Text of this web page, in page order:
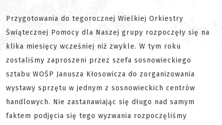
Przygotowania do tegorocznej Wielkiej Orkiestry
Świątecznej Pomocy dla Naszej grupy rozpoczęły się na
klika miesięcy wcześniej niż zwykle. W tym roku
zostaliśmy zaproszeni przez szefa sosnowieckiego
sztabu WOŚP Janusza Kłosowicza do zorganizowania
wystawy sprzętu w jednym z sosnowieckich centrów
handlowych. Nie zastanawiając się długo nad samym
faktem podjęcia się tego wyzwania rozpoczęliśmy